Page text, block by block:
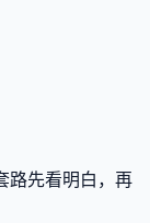
路先看明白，再